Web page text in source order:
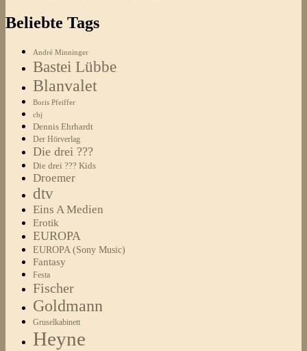
Beliebte Tags
André Minninger
Bastei Lübbe
Blanvalet
Boris Pfeiffer
cbj
Dennis Ehrhardt
Der Hörverlag
Die drei ???
Die drei ??? Kids
Droemer
dtv
Eins A Medien
Erotik
EUROPA
EUROPA (Sony Music)
Fantasy
Festa
Fischer
Goldmann
Gruselkabinett
Heyne